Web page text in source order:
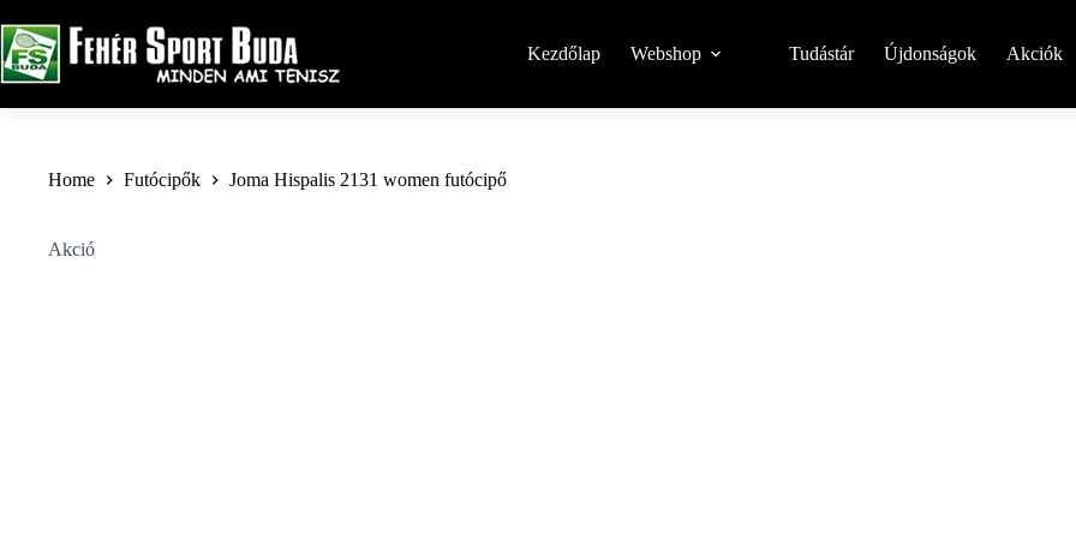
to
content
Kezdőlap Webshop Tudástár Újdonságok Akciók
Home Futócipők Joma Hispalis 2131 women futócipő
Akció